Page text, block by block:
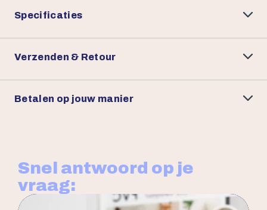
Specificaties
Verzenden & Retour
Betalen op jouw manier
Snel antwoord op je
vraag: